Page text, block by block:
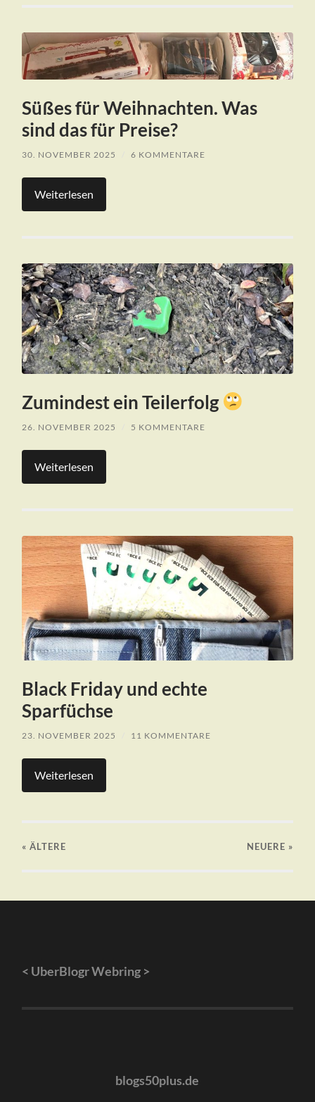
Süßes für Weihnachten. Was
sind das für Preise?
30. NOVEMBER 2025 6 KOMMENTARE
Weiterlesen
Zumindest ein Teilerfolg
26. NOVEMBER 2025 5 KOMMENTARE
Weiterlesen
Black Friday und echte
Sparfüchse
23. NOVEMBER 2025 11 KOMMENTARE
Weiterlesen
« ÄLTERE NEUERE »
< UberBlogr Webring >
blogs50plus.de